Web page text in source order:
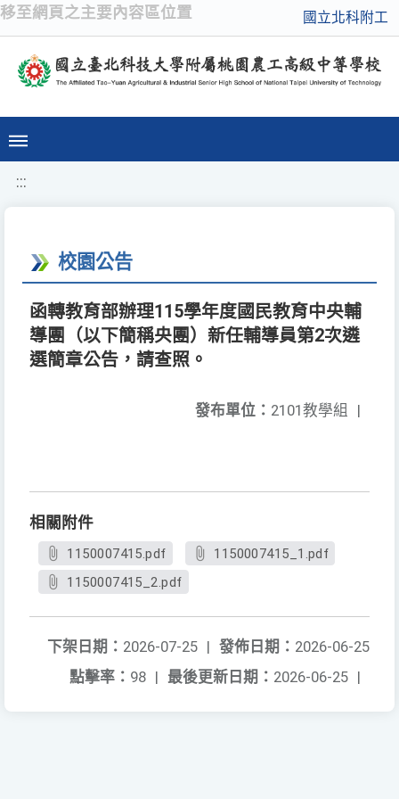
移至網頁之主要內容區位置 國立北科附工
:::
校園公告
函轉教育部辦理115學年度國民教育中央輔
導團（以下簡稱央團）新任輔導員第2次遴
選簡章公告，請查照。
發布單位： 2101教學組 |
相關附件
1150007415.pdf
1150007415_1.pdf
1150007415_2.pdf
發佈日期： 2026-06-25
下架日期： 2026-07-25 |
最後更新日期： 2026-06-25 |
點擊率： 98 |